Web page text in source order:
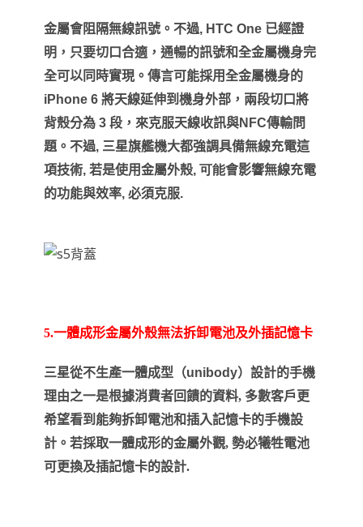
金屬會阻隔無線訊號。不過, HTC One 已經證
明，只要切口合適，通暢的訊號和全金屬機身完
全可以同時實現。傳言可能採用全金屬機身的
iPhone 6 將天線延伸到機身外部，兩段切口將
背殼分為 3 段，來克服天線收訊與NFC傳輸問
題。 不過, 三星旗艦機大都強調具備無線充電這
項技術, 若是使用金屬外殼, 可能會影響無線充電
的功能與效率, 必須克服.
5.一體成形金屬外殼無法拆卸電池及外插記憶卡
三星從不生產一體成型（unibody）設計的手機
理由之一是根據消費者回饋的資料, 多數客戶更
希望看到能夠拆卸電池和插入記憶卡的手機設
計。若採取一體成形的金屬外觀, 勢必犧牲電池
可更換及插記憶卡的設計.